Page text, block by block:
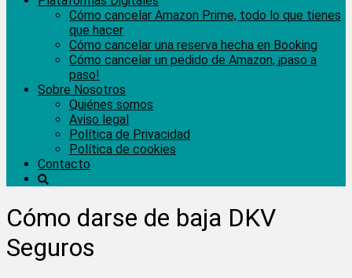
Cómo cancelar Amazon Prime, todo lo que tienes
que hacer
Cómo cancelar una reserva hecha en Booking
Cómo cancelar un pedido de Amazon, ¡paso a
paso!
Sobre Nosotros
Quiénes somos
Aviso legal
Política de Privacidad
Política de cookies
Contacto
Cómo darse de baja DKV
Seguros